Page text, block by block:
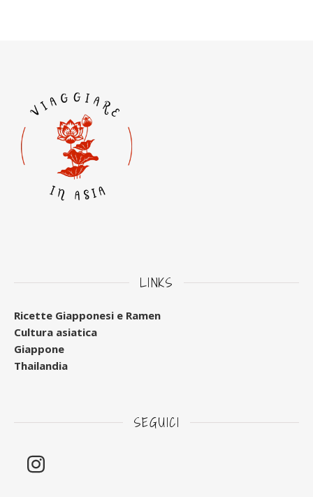
LINKS
Ricette Giapponesi e Ramen
Cultura asiatica
Giappone
Thailandia
SEGUICI